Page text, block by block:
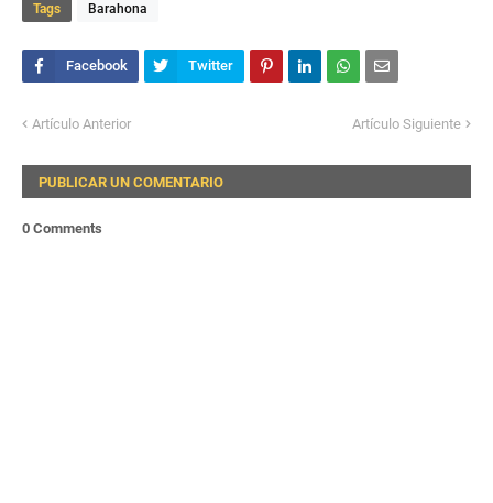
Tags Barahona
Artículo Anterior Artículo Siguiente
PUBLICAR UN COMENTARIO
0 Comments